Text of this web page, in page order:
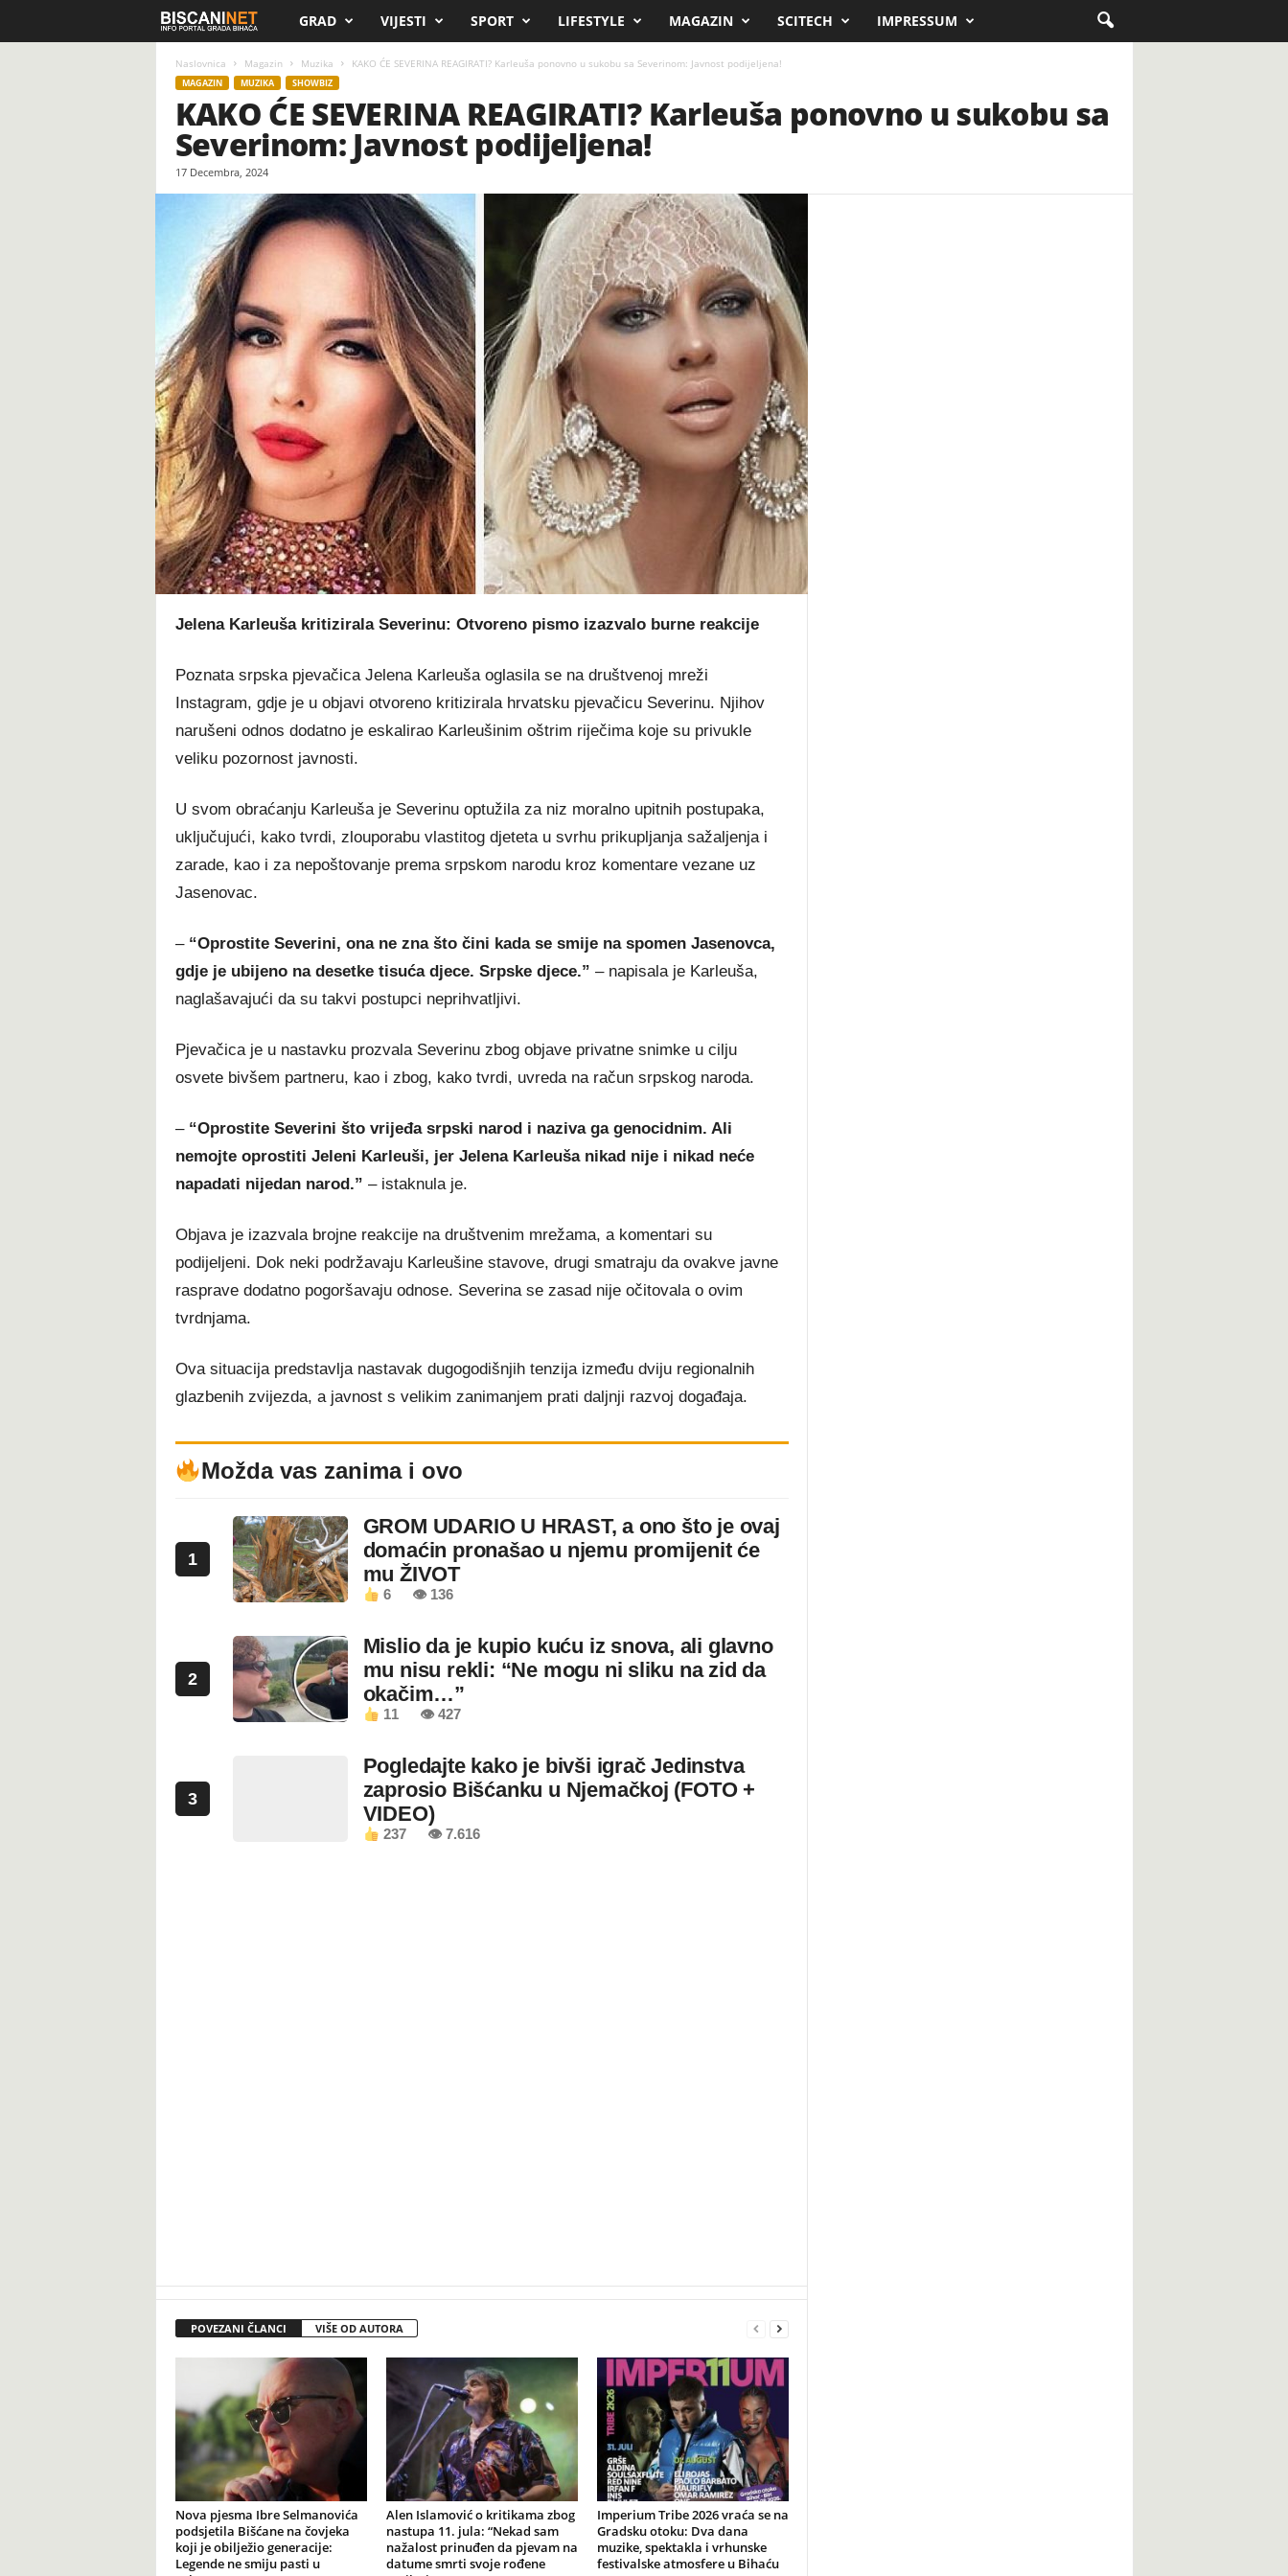
s
c
n
.
e
t
GRAD VIJESTI SPORT LIFESTYLE MAGAZIN SCITECH IMPRESSUM
Naslovnica Magazin Muzika KAKO ĆE SEVERINA REAGIRATI? Karleuša ponovno u sukobu sa Severinom: Javnost podijeljena!
MAGAZIN MUZIKA SHOWBIZ
KAKO ĆE SEVERINA REAGIRATI? Karleuša ponovno u sukobu sa
Severinom: Javnost podijeljena!
17 Decembra, 2024
Jelena Karleuša kritizirala Severinu: Otvoreno pismo izazvalo burne reakcije
Poznata srpska pjevačica Jelena Karleuša oglasila se na društvenoj mreži
Instagram, gdje je u objavi otvoreno kritizirala hrvatsku pjevačicu Severinu. Njihov
narušeni odnos dodatno je eskalirao Karleušinim oštrim riječima koje su privukle
veliku pozornost javnosti.
U svom obraćanju Karleuša je Severinu optužila za niz moralno upitnih postupaka,
uključujući, kako tvrdi, zlouporabu vlastitog djeteta u svrhu prikupljanja sažaljenja i
zarade, kao i za nepoštovanje prema srpskom narodu kroz komentare vezane uz
Jasenovac.
– “Oprostite Severini, ona ne zna što čini kada se smije na spomen Jasenovca,
gdje je ubijeno na desetke tisuća djece. Srpske djece.” – napisala je Karleuša,
naglašavajući da su takvi postupci neprihvatljivi.
Pjevačica je u nastavku prozvala Severinu zbog objave privatne snimke u cilju
osvete bivšem partneru, kao i zbog, kako tvrdi, uvreda na račun srpskog naroda.
– “Oprostite Severini što vrijeđa srpski narod i naziva ga genocidnim. Ali
nemojte oprostiti Jeleni Karleuši, jer Jelena Karleuša nikad nije i nikad neće
napadati nijedan narod.” – istaknula je.
Objava je izazvala brojne reakcije na društvenim mrežama, a komentari su
podijeljeni. Dok neki podržavaju Karleušine stavove, drugi smatraju da ovakve javne
rasprave dodatno pogoršavaju odnose. Severina se zasad nije očitovala o ovim
tvrdnjama.
Ova situacija predstavlja nastavak dugogodišnjih tenzija između dviju regionalnih
glazbenih zvijezda, a javnost s velikim zanimanjem prati daljnji razvoj događaja.
Možda vas zanima i ovo
1
GROM UDARIO U HRAST, a ono što je ovaj
domaćin pronašao u njemu promijenit će
mu ŽIVOT
6 👁 136
2
Mislio da je kupio kuću iz snova, ali glavno
mu nisu rekli: “Ne mogu ni sliku na zid da
okačim…”
11 👁 427
3
Pogledajte kako je bivši igrač Jedinstva
zaprosio Bišćanku u Njemačkoj (FOTO +
VIDEO)
237 👁 7.616
POVEZANI ČLANCI VIŠE OD AUTORA
Nova pjesma Ibre Selmanovića
podsjetila Bišćane na čovjeka
koji je obilježio generacije:
Legende ne smiju pasti u
Alen Islamović o kritikama zbog
nastupa 11. jula: “Nekad sam
nažalost prinuđen da pjevam na
datume smrti svoje rođene
Imperium Tribe 2026 vraća se na
Gradsku otoku: Dva dana
muzike, spektakla i vrhunske
festivalske atmosfere u Bihaću